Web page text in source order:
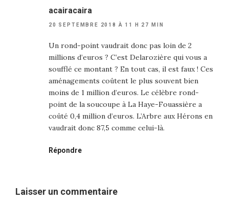
acairacaira
20 SEPTEMBRE 2018 À 11 H 27 MIN
Un rond-point vaudrait donc pas loin de 2
millions d’euros ? C’est Delarozière qui vous a
soufflé ce montant ? En tout cas, il est faux ! Ces
aménagements coûtent le plus souvent bien
moins de 1 million d’euros. Le célèbre rond-
point de la soucoupe à La Haye-Fouassière a
coûté 0,4 million d’euros. L’Arbre aux Hérons en
vaudrait donc 87,5 comme celui-là.
Répondre
Laisser un commentaire